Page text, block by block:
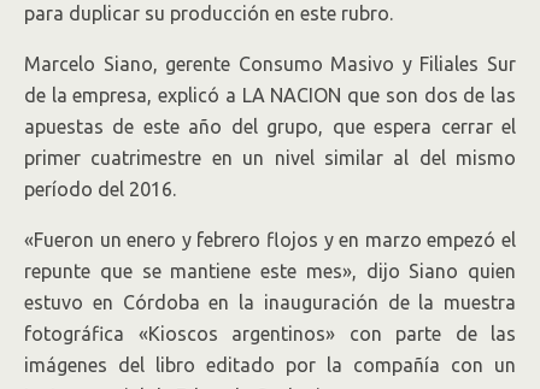
para duplicar su producción en este rubro.
Marcelo Siano, gerente Consumo Masivo y Filiales Sur
de la empresa, explicó a LA NACION que son dos de las
apuestas de este año del grupo, que espera cerrar el
primer cuatrimestre en un nivel similar al del mismo
período del 2016.
«Fueron un enero y febrero flojos y en marzo empezó el
repunte que se mantiene este mes», dijo Siano quien
estuvo en Córdoba en la inauguración de la muestra
fotográfica «Kioscos argentinos» con parte de las
imágenes del libro editado por la compañía con un